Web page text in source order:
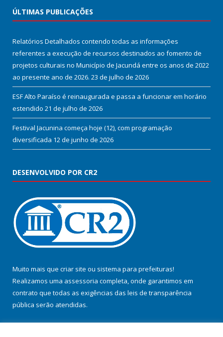
ÚLTIMAS PUBLICAÇÕES
Relatórios Detalhados contendo todas as informações
referentes a execução de recursos destinados ao fomento de
projetos culturais no Município de Jacundá entre os anos de 2022
ao presente ano de 2026. 23 de julho de 2026
ESF Alto Paraíso é reinaugurada e passa a funcionar em horário
estendido 21 de julho de 2026
Festival Jacunina começa hoje (12), com programação
diversificada 12 de junho de 2026
DESENVOLVIDO POR CR2
Muito mais que criar site ou sistema para prefeituras!
Realizamos uma assessoria completa, onde garantimos em
contrato que todas as exigências das leis de transparência
pública serão atendidas.